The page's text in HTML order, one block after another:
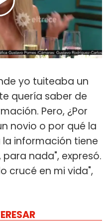
yo tuiteaba un
quería saber de
Pero, ¿Por
novio o por qué la
información tiene
nada", expresó.
crucé en mi vida",